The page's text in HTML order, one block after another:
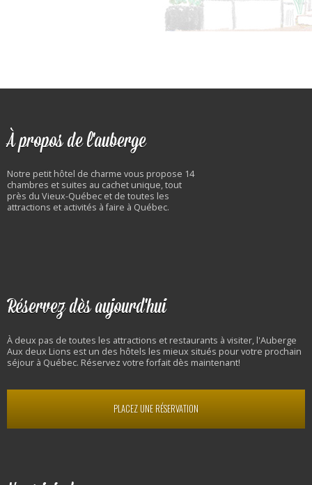
À propos de l'auberge
Notre petit hôtel de charme vous propose 14
chambres et suites au cachet unique, tout
près du Vieux-Québec et de toutes les
attractions et activités à faire à Québec.
Réservez dès aujourd'hui
À deux pas de toutes les attractions et restaurants à visiter, l'Auberge
Aux deux Lions est un des hôtels les mieux situés pour votre prochain
séjour à Québec. Réservez votre forfait dès maintenant!
PLACEZ UNE RÉSERVATION